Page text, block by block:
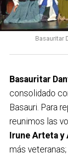
Basauritar
Basauritar
consolidado
Basauri. Para
reunimos las
Irune Arteta y
más veteranas;